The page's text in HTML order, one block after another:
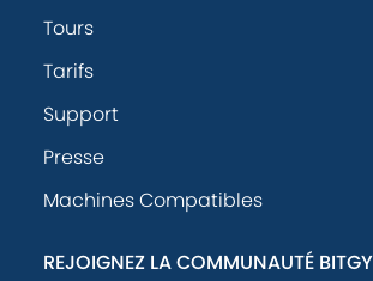
Tours
Tarifs
Support
Presse
Machines Compatibles
REJOIGNEZ LA COMMUNAUTÉ